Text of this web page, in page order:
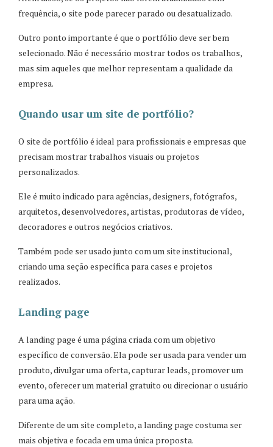
frequência, o site pode parecer parado ou desatualizado.
Outro ponto importante é que o portfólio deve ser bem
selecionado. Não é necessário mostrar todos os trabalhos,
mas sim aqueles que melhor representam a qualidade da
empresa.
Quando usar um site de portfólio?
O site de portfólio é ideal para profissionais e empresas que
precisam mostrar trabalhos visuais ou projetos
personalizados.
Ele é muito indicado para agências, designers, fotógrafos,
arquitetos, desenvolvedores, artistas, produtoras de vídeo,
decoradores e outros negócios criativos.
Também pode ser usado junto com um site institucional,
criando uma seção específica para cases e projetos
realizados.
Landing page
A landing page é uma página criada com um objetivo
específico de conversão. Ela pode ser usada para vender um
produto, divulgar uma oferta, capturar leads, promover um
evento, oferecer um material gratuito ou direcionar o usuário
para uma ação.
Diferente de um site completo, a landing page costuma ser
mais objetiva e focada em uma única proposta.